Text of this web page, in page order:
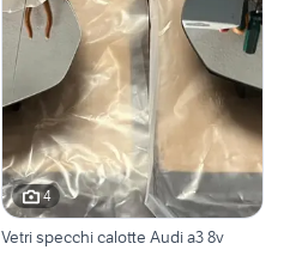
4
Vetri specchi calotte Audi a3 8v